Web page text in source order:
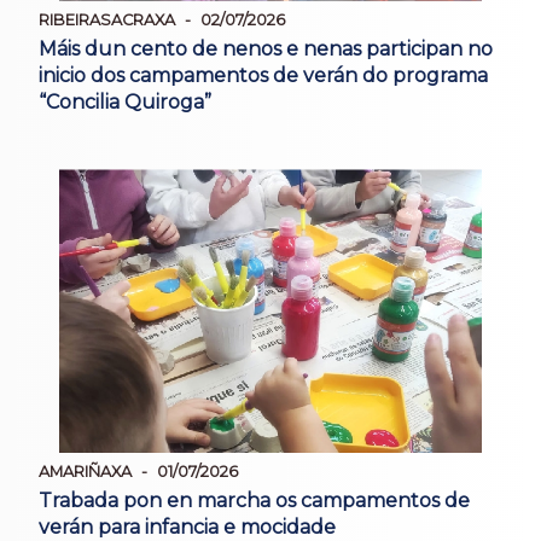
RIBEIRASACRAXA 02/07/2026
Máis dun cento de nenos e nenas participan no
inicio dos campamentos de verán do programa
“Concilia Quiroga”
AMARIÑAXA 01/07/2026
Trabada pon en marcha os campamentos de
verán para infancia e mocidade